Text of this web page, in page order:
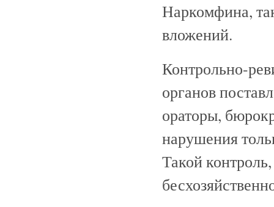
Наркомфина,
вложений.
Контрольно-
органов
ораторы,
нарушения
Такой